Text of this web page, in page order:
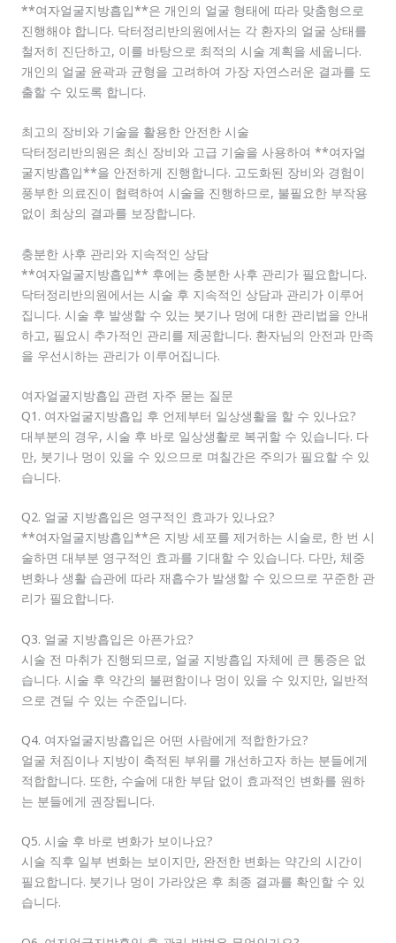
**여자얼굴지방흡입**은 개인의 얼굴 형태에 따라 맞춤형으로
진행해야 합니다. 닥터정리반의원에서는 각 환자의 얼굴 상태를
철저히 진단하고, 이를 바탕으로 최적의 시술 계획을 세웁니다.
개인의 얼굴 윤곽과 균형을 고려하여 가장 자연스러운 결과를 도
출할 수 있도록 합니다.
최고의 장비와 기술을 활용한 안전한 시술
닥터정리반의원은 최신 장비와 고급 기술을 사용하여 **여자얼
굴지방흡입**을 안전하게 진행합니다. 고도화된 장비와 경험이
풍부한 의료진이 협력하여 시술을 진행하므로, 불필요한 부작용
없이 최상의 결과를 보장합니다.
충분한 사후 관리와 지속적인 상담
**여자얼굴지방흡입** 후에는 충분한 사후 관리가 필요합니다.
닥터정리반의원에서는 시술 후 지속적인 상담과 관리가 이루어
집니다. 시술 후 발생할 수 있는 붓기나 멍에 대한 관리법을 안내
하고, 필요시 추가적인 관리를 제공합니다. 환자님의 안전과 만족
을 우선시하는 관리가 이루어집니다.
여자얼굴지방흡입 관련 자주 묻는 질문
Q1. 여자얼굴지방흡입 후 언제부터 일상생활을 할 수 있나요?
대부분의 경우, 시술 후 바로 일상생활로 복귀할 수 있습니다. 다
만, 붓기나 멍이 있을 수 있으므로 며칠간은 주의가 필요할 수 있
습니다.
Q2. 얼굴 지방흡입은 영구적인 효과가 있나요?
**여자얼굴지방흡입**은 지방 세포를 제거하는 시술로, 한 번 시
술하면 대부분 영구적인 효과를 기대할 수 있습니다. 다만, 체중
변화나 생활 습관에 따라 재흡수가 발생할 수 있으므로 꾸준한 관
리가 필요합니다.
Q3. 얼굴 지방흡입은 아픈가요?
시술 전 마취가 진행되므로, 얼굴 지방흡입 자체에 큰 통증은 없
습니다. 시술 후 약간의 불편함이나 멍이 있을 수 있지만, 일반적
으로 견딜 수 있는 수준입니다.
Q4. 여자얼굴지방흡입은 어떤 사람에게 적합한가요?
얼굴 처짐이나 지방이 축적된 부위를 개선하고자 하는 분들에게
적합합니다. 또한, 수술에 대한 부담 없이 효과적인 변화를 원하
는 분들에게 권장됩니다.
Q5. 시술 후 바로 변화가 보이나요?
시술 직후 일부 변화는 보이지만, 완전한 변화는 약간의 시간이
필요합니다. 붓기나 멍이 가라앉은 후 최종 결과를 확인할 수 있
습니다.